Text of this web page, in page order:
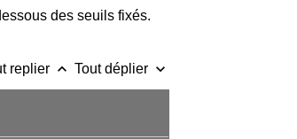
des seuils fixés.
replier keyboard_arrow_up Tout déplier keyboard_arrow_down